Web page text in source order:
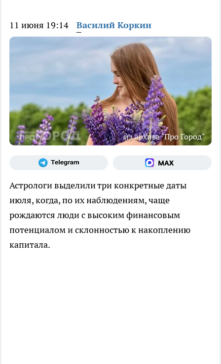
11 июня 19:14 Василий Коркин
из архива "Про Город"
Астрологи выделили три конкретные даты
июля, когда, по их наблюдениям, чаще
рождаются люди с высоким финансовым
потенциалом и склонностью к накоплению
капитала.